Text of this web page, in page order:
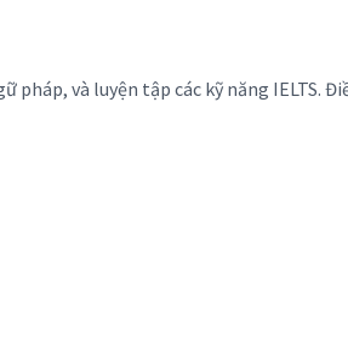
và luyện tập các kỹ năng IELTS.